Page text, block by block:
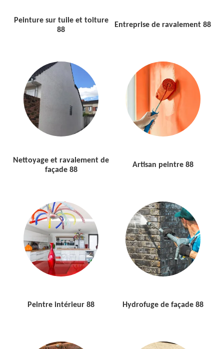
Peinture sur tuile et toiture
88
Entreprise de ravalement 88
Nettoyage et ravalement de
façade 88
Artisan peintre 88
Peintre intérieur 88 Hydrofuge de façade 88